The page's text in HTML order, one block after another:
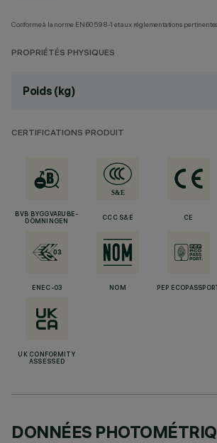
Conforme à la norme EN60598-1 et aux réglementations
PROPRIÉTÉS PHYSIQUES
Poids (kg)
CERTIFICATIONS PRODUIT
BVB BYGGVARUBE-
DÖMNINGEN
CCC S&E CE
ENEC-03 NOM PEP ECOPASSPORT
UK CONFORMITY
ASSESSED
DONNÉES